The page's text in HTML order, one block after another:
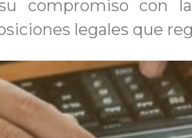
compromiso con
legales que